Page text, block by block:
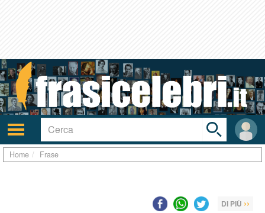
Attiva/disattiva
navigazione
User
area
Toggle
search
bar
Home Frase
DI PIÙ ››